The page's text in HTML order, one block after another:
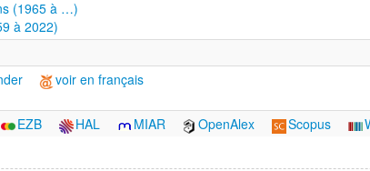
(1965 à …)
à 2022)
voir en français
EZB HAL MIAR OpenAlex Scopus